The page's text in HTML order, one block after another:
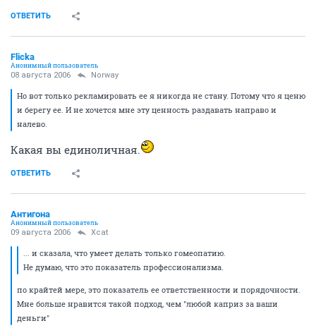
ОТВЕТИТЬ
Flicka
Анонимный пользователь
08 августа 2006 Norway
Но вот только рекламировать ее я никогда не стану. Потому что я ценю
и берегу ее. И не хочется мне эту ценность раздавать направо и
налево.
Какая вы единоличная.
ОТВЕТИТЬ
Антигона
Анонимный пользователь
09 августа 2006 Xcat
... и сказала, что умеет делать только гомеопатию.
Не думаю, что это показатель профессионализма.
по крайтей мере, это показатель ее ответственности и порядочности.
Мне больше нравится такой подход, чем "любой каприз за ваши
деньги"